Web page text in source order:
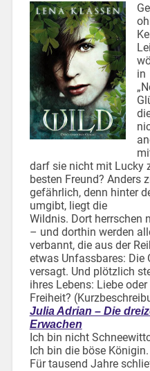
in
darf sie nicht mit Lucky
besten Freund? Anders
gefährlich, denn hinter
umgibt, liegt die
Wildnis. Dort herrschen
– und dorthin werden
verbannt, die aus der
etwas Unfassbares: Die
versagt. Und plötzlich
ihres Lebens: Liebe oder
Freiheit?
Julia Adrian – Die
Erwachen
Ich bin nicht
Ich bin die böse Königin.
Für tausend Jahre